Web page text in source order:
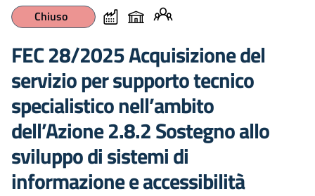
Chiuso
FEC 28/2025 Acquisizione del
servizio per supporto tecnico
specialistico nell’ambito
dell’Azione 2.8.2 Sostegno allo
sviluppo di sistemi di
informazione e accessibilità